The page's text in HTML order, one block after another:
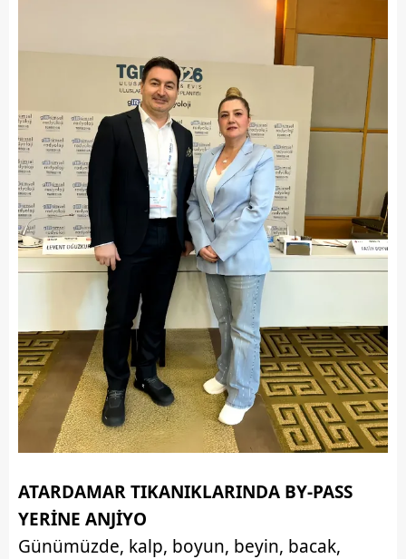
ATARDAMAR TIKANIKLARINDA BY-PASS
YERİNE ANJİYO
Günümüzde, kalp, boyun, beyin, bacak,